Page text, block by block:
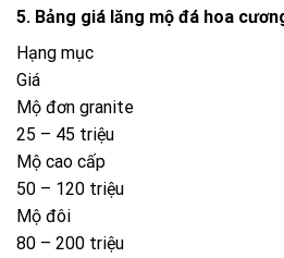
Giá có thể thay đổi theo thị trường